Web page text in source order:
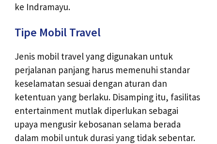
ke Indramayu.
Tipe Mobil Travel
Jenis mobil travel yang digunakan untuk
perjalanan panjang harus memenuhi standar
keselamatan sesuai dengan aturan dan
ketentuan yang berlaku. Disamping itu, fasilitas
entertainment mutlak diperlukan sebagai
upaya mengusir kebosanan selama berada
dalam mobil untuk durasi yang tidak sebentar.